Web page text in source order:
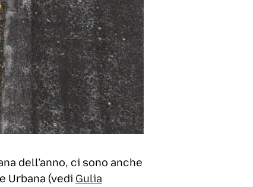
dell’anno, ci sono anche
Urbana (vedi Gulìa